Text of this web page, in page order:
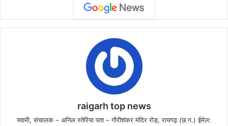
raigarh top news
स्वामी, संचालक – अनिल रतेरिया पता – गौरीशंकर मंदिर रोड़, रायगढ़ (छ.ग.) ईमेल: